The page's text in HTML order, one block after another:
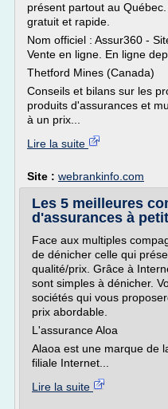
présent partout au
gratuit et rapide.
Nom officiel : Assur360 -
Vente en ligne. En ligne
Thetford Mines (Canada)
Conseils et bilans sur les
produits d'assurances et
à un prix...
Lire la suite
Site : webrankinfo.com
Les 5 meilleures
d'assurances à
Face aux multiples
de dénicher celle qui
qualité/prix. Grâce à
sont simples à dénicher.
sociétés qui vous
prix abordable.
L'assurance Aloa
Alaoa est une marque de
filiale Internet...
Lire la suite